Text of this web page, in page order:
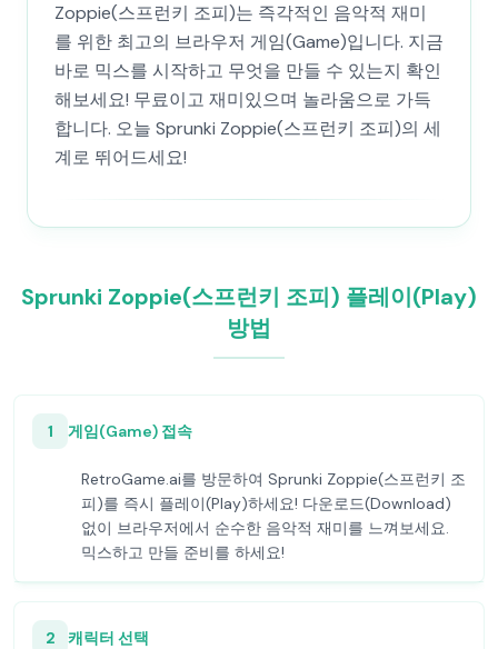
Zoppie(스프런키 조피)는 즉각적인 음악적 재미
를 위한 최고의 브라우저 게임(Game)입니다. 지금
바로 믹스를 시작하고 무엇을 만들 수 있는지 확인
해보세요! 무료이고 재미있으며 놀라움으로 가득
합니다. 오늘 Sprunki Zoppie(스프런키 조피)의 세
계로 뛰어드세요!
Sprunki Zoppie(스프런키 조피) 플레이(Play)
방법
1 게임(Game) 접속
RetroGame.ai를 방문하여 Sprunki Zoppie(스프런키 조
피)를 즉시 플레이(Play)하세요! 다운로드(Download)
없이 브라우저에서 순수한 음악적 재미를 느껴보세요.
믹스하고 만들 준비를 하세요!
2 캐릭터 선택